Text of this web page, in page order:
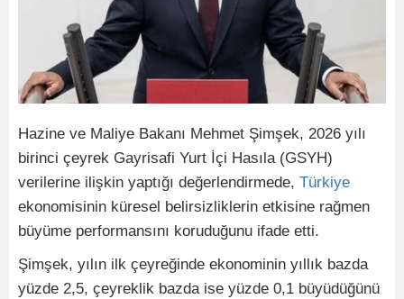
Hazine ve Maliye Bakanı Mehmet Şimşek, 2026 yılı
birinci çeyrek Gayrisafi Yurt İçi Hasıla (GSYH)
verilerine ilişkin yaptığı değerlendirmede, Türkiye
ekonomisinin küresel belirsizliklerin etkisine rağmen
büyüme performansını koruduğunu ifade etti.
Şimşek, yılın ilk çeyreğinde ekonominin yıllık bazda
yüzde 2,5, çeyreklik bazda ise yüzde 0,1 büyüdüğünü